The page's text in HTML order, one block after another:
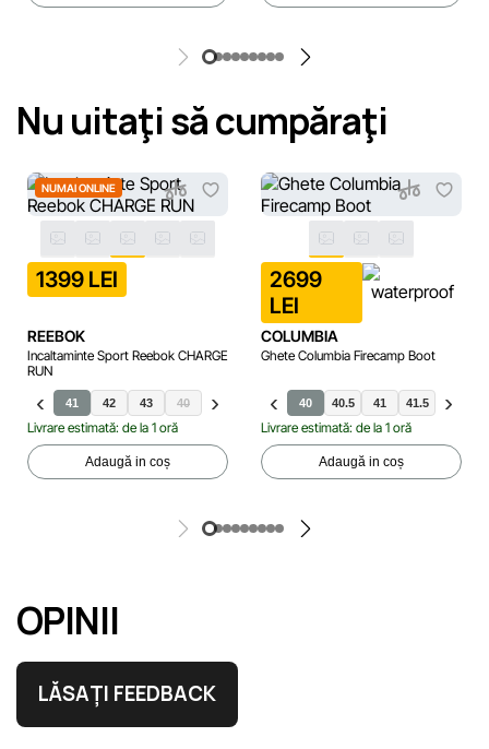
Nu uitaţi să cumpăraţi
NUMAI ONLINE
1399 LEI
REEBOK
Incaltaminte Sport Reebok CHARGE
RUN
41 42 43 40 42.5 45
Livrare estimată: de la 1 oră
Adaugă in coș
2699
LEI
COLUMBIA
Ghete Columbia Firecamp Boot
40 40.5 41 41.5 42
Livrare estimată: de la 1 oră
Adaugă in coș
OPINII
LĂSAȚI FEEDBACK